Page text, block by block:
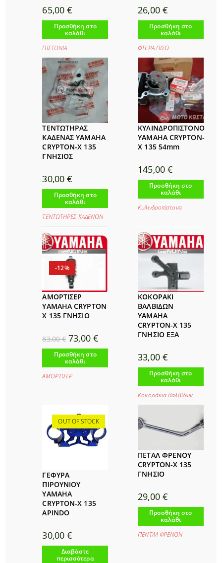
65,00€
Προσθήκη στο
καλάθι
ΠΙΣΤΟΝΙΑ
26,00 €
Προσθήκη στο
καλάθι
ΦΤΕΡΑ ΠΙΣΩ
ΤΕΝΤΩΤΗΡΑΣ
ΚΑΔΕΝΑΣ YAMAHA
CRYPTON-X 135
ΓΝΗΣΙΟΣ
30,00€
Προσθήκη στο
καλάθι
ΤΕΝΤΩΤΗΡΕΣ ΚΑΔΕΝΟΝ
ΚΥΛΙΝΔΡΟΠΙΣΤΟΝΟ
YAMAHA CRYPTON-
X 135 54mm
145,00 €
Προσθήκη στο
καλάθι
Κυλινδροπίστονα
-12%
ΑΜΟΡΤΙΣΕΡ
YAMAHA CRYPTON
X 135 ΓΝΗΣΙΟ
83,00€ Original
price
was:
83,00 €.
73,00 €
τιμή
Προσθήκη στο
καλάθι
ΑΜΟΡΤΙΣΕΡ
ΚΟΚΟΡΑΚΙ
ΒΑΛΒΙΔΩΝ
YAMAHA
CRYPTON-X 135
ΓΝΗΣΙΟ ΕΞΑ
33,00 €
Προσθήκη στο
καλάθι
Κοκοράκια Βαλβίδων
OUT OF STOCK
ΓΕΦΥΡΑ
ΠΙΡΟΥΝΙΟΥ
YAMAHA
CRYPTON-X 135
APINDO
30,00€
Διαβάστε
περισσότερα
ΠΕΤΑΛ ΦΡΕΝΟΥ
CRYPTON-X 135
ΓΝΗΣΙΟ
29,00 €
Προσθήκη στο
καλάθι
ΠΕΝΤΑΛ ΦΡΕΝΟΝ